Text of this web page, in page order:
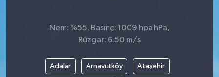
Nem: %55, Basınç: 1009 hpa hPa,
Rüzgar: 6.50 m/s
Adalar Arnavutköy Ataşehir
Yaşam